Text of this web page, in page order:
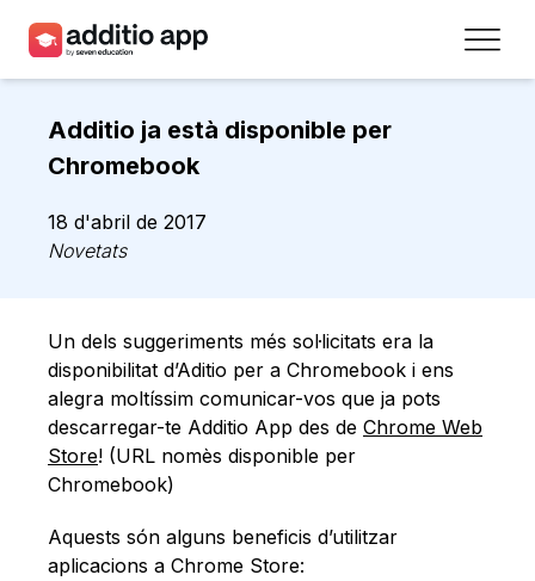
Centres
Recursos
Plans
Accés
Registra’t
Contacte
Català
Additio ja està disponible per
Chromebook
18 d'abril de 2017
Novetats
Un dels suggeriments més sol·licitats era la
disponibilitat d’Aditio per a Chromebook i ens
alegra moltíssim comunicar-vos que ja pots
descarregar-te Additio App des de Chrome Web
Store! (URL nomès disponible per
Chromebook)
Aquests són alguns beneficis d’utilitzar
aplicacions a Chrome Store: